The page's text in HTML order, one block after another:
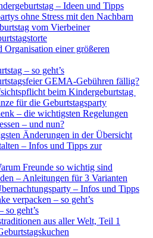
– Ideen und Tipps
ohne Stress mit den Nachbarn
vom Vierbeiner
Organisation einer größeren
– so geht’s
GEMA-Gebühren fällig?
beim Kindergeburtstag
für die Geburtstagsparty
– die wichtigsten Regelungen
– und nun?
Änderungen in der Übersicht
– Infos und Tipps zur
Freunde so wichtig sind
– Anleitungen für 3 Varianten
– Infos und Tipps
verpacken – so geht’s
so geht’s
aus aller Welt, Teil 1